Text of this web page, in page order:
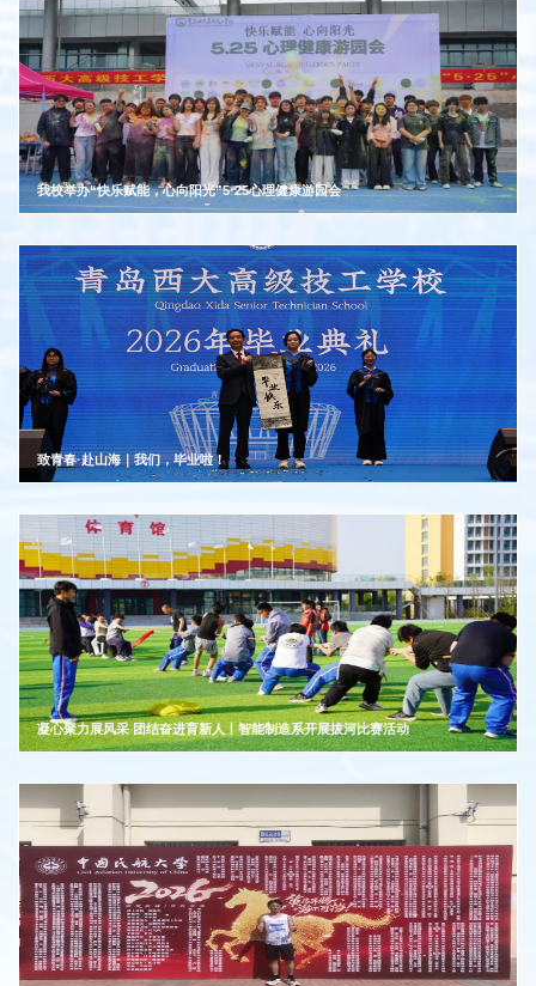
我校举办“快乐赋能，心向阳光”5·25心理健康游园会
致青春·赴山海｜我们，毕业啦！
凝心聚力展风采 团结奋进育新人丨智能制造系开展拔河比赛活动